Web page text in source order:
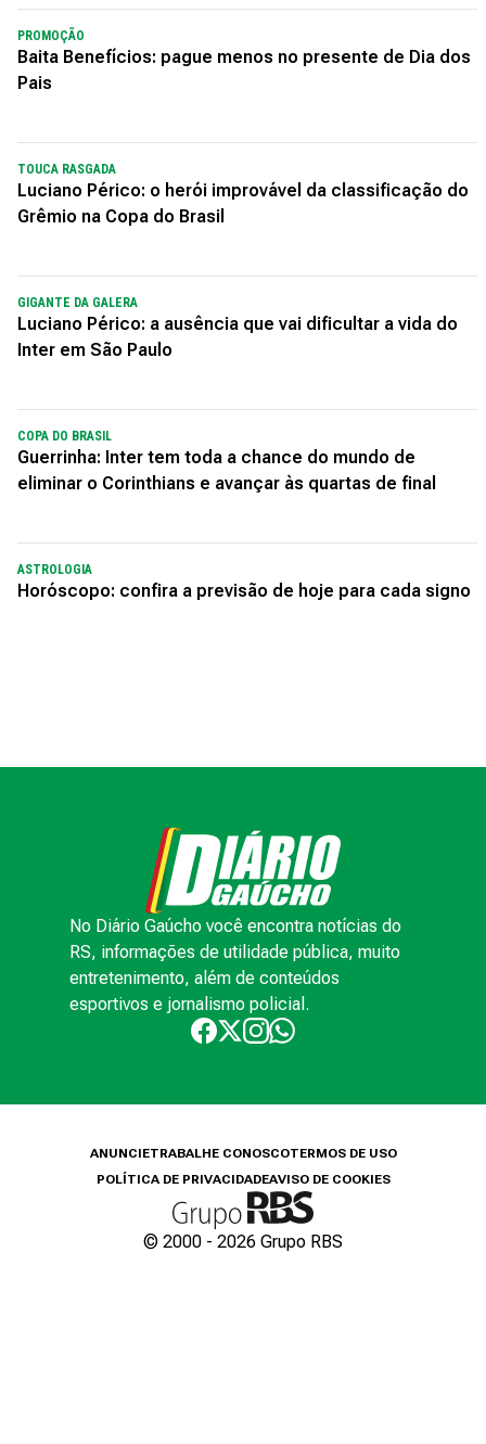
PROMOÇÃO
Baita Benefícios: pague menos no presente de Dia dos
Pais
TOUCA RASGADA
Luciano Périco: o herói improvável da classificação do
Grêmio na Copa do Brasil
GIGANTE DA GALERA
Luciano Périco: a ausência que vai dificultar a vida do
Inter em São Paulo
COPA DO BRASIL
Guerrinha: Inter tem toda a chance do mundo de
eliminar o Corinthians e avançar às quartas de final
ASTROLOGIA
Horóscopo: confira a previsão de hoje para cada signo
No Diário Gaúcho você encontra notícias do
RS, informações de utilidade pública, muito
entretenimento, além de conteúdos
esportivos e jornalismo policial.
ANUNCIETRABALHE CONOSCOTERMOS DE USO
POLÍTICA DE PRIVACIDADEAVISO DE COOKIES
© 2000 - 2026 Grupo RBS